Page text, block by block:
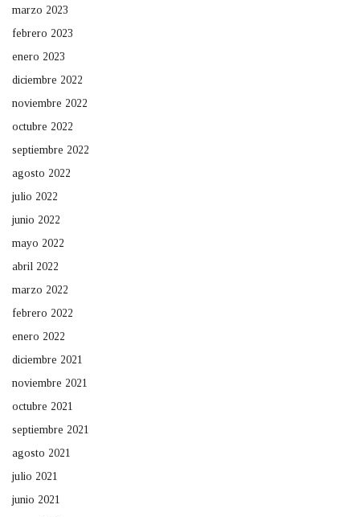
marzo 2023
febrero 2023
enero 2023
diciembre 2022
noviembre 2022
octubre 2022
septiembre 2022
agosto 2022
julio 2022
junio 2022
mayo 2022
abril 2022
marzo 2022
febrero 2022
enero 2022
diciembre 2021
noviembre 2021
octubre 2021
septiembre 2021
agosto 2021
julio 2021
junio 2021